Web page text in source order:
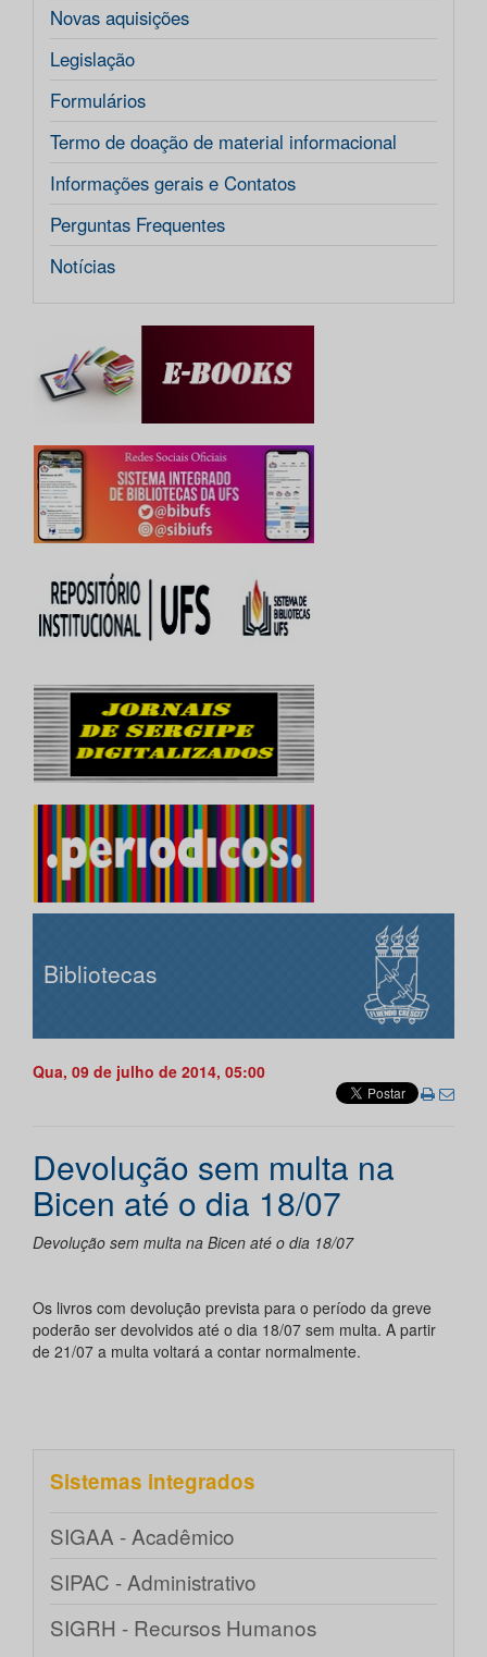
Novas aquisições
Legislação
Formulários
Termo de doação de material informacional
Informações gerais e Contatos
Perguntas Frequentes
Notícias
Bibliotecas
Qua, 09 de julho de 2014, 05:00
Devolução sem multa na
Bicen até o dia 18/07
Devolução sem multa na Bicen até o dia 18/07
Os livros com devolução prevista para o período da greve
poderão ser devolvidos até o dia 18/07 sem multa. A partir
de 21/07 a multa voltará a contar normalmente.
Sistemas integrados
SIGAA - Acadêmico
SIPAC - Administrativo
SIGRH - Recursos Humanos